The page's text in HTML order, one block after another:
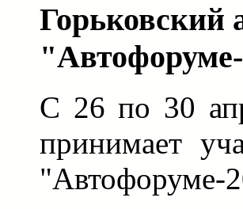
Горьковский
С 26 по 30
принимает
"Автофоруме-